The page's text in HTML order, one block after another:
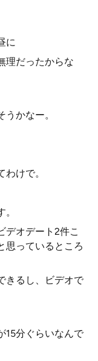
に
理だったからな
かなー。
けで。
デオデート2件こ
思っているところ
きるし、ビデオで
15分ぐらいなんで